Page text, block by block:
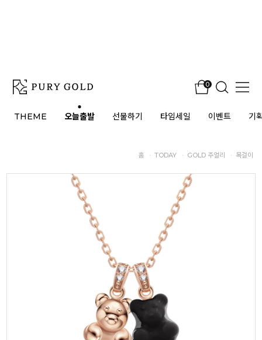
0
THEME 오늘출발 선물하기 타임세일 이벤트 기
홈 · TODAY · GOLD 주얼리 · 목걸이